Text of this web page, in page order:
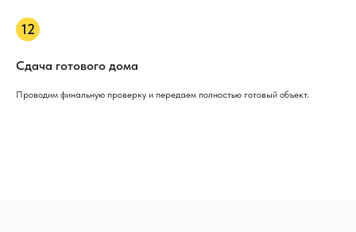
Сдача готового дома
Проводим финальную проверку и передаем полностью готовый объект.